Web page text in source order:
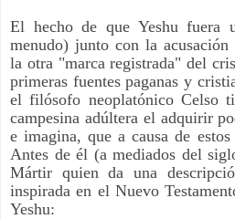
El hecho de que Yeshu fuera
menudo) junto con la acusación
la otra "marca registrada" del
primeras fuentes paganas y
el filósofo neoplatónico Celso
campesina adúltera el adquirir
e imagina, que a causa de
Antes de él (a mediados del
Mártir quien da una
inspirada en el Nuevo
Yeshu: